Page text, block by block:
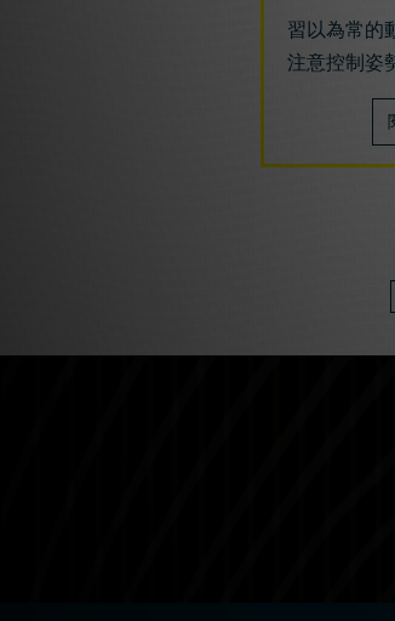
習以為常的
注意控制姿